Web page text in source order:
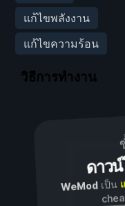
แก้ไขพลังงาน
แก้ไขความร้อน
วิธีการทำงาน
ดาว
WeModเป็น